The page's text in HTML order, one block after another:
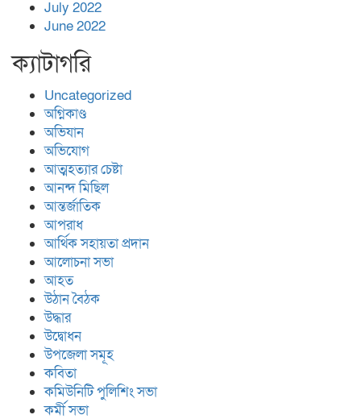
July 2022
June 2022
ক্যাটাগরি
Uncategorized
অগ্নিকাণ্ড
অভিযান
অভিযোগ
আত্মহত্যার চেষ্টা
আনন্দ মিছিল
আন্তর্জাতিক
আপরাধ
আর্থিক সহায়তা প্রদান
আলোচনা সভা
আহত
উঠান বৈঠক
উদ্ধার
উদ্বোধন
উপজেলা সমূহ
কবিতা
কমিউনিটি পুলিশিং সভা
কর্মী সভা